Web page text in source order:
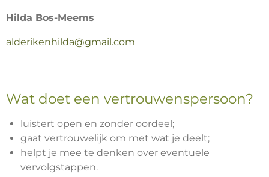
Hilda Bos-Meems
alderikenhilda@gmail.com
Wat doet een vertrouwenspersoon?
luistert open en zonder oordeel;
gaat vertrouwelijk om met wat je deelt;
helpt je mee te denken over eventuele
vervolgstappen.